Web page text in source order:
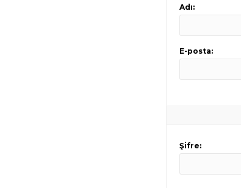
CUTBRIKAdı:
E-posta:
Şifre: